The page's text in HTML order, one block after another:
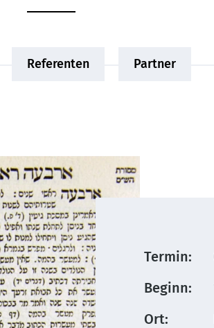
Referenten Partner
Termin:
Beginn:
Ort: